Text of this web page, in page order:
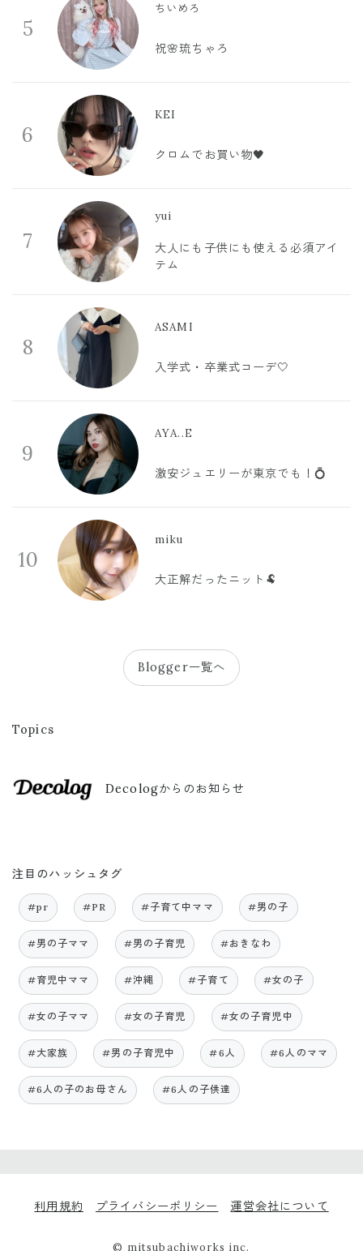
5
ちいめろ
祝🌸琉ちゃろ
6
KEI
クロムでお買い物🖤
7
yui
大人にも子供にも使える必須アイ
テム
8
ASAMI
入学式・卒業式コーデ🤍
9
AYA..E
激安ジュエリーが東京でも！💍
10
miku
大正解だったニット🐏
Blogger一覧へ
Topics
Decologからのお知らせ
注目のハッシュタグ
#pr #PR #子育て中ママ #男の子
#男の子ママ #男の子育児 #おきなわ
#育児中ママ #沖縄 #子育て #女の子
#女の子ママ #女の子育児 #女の子育児中
#大家族 #男の子育児中 #6人 #6人のママ
#6人の子のお母さん #6人の子供達
利用規約 プライバシーポリシー 運営会社について
© mitsubachiworks inc.